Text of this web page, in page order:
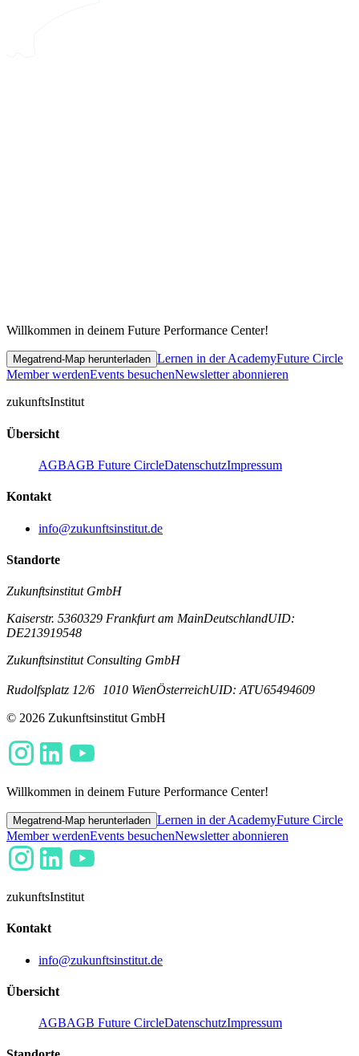
Willkommen in deinem Future Performance Center!
Megatrend-Map herunterladen Lernen in der AcademyFuture Circle
Member werdenEvents besuchenNewsletter abonnieren
zukunftsInstitut
Übersicht
AGBAGB Future CircleDatenschutzImpressum
Kontakt
info@zukunftsinstitut.de
Standorte
Zukunftsinstitut GmbH
Kaiserstr. 5360329 Frankfurt am MainDeutschlandUID:
DE213919548
Zukunftsinstitut Consulting GmbH
Rudolfsplatz 12/6 1010 WienÖsterreichUID: ATU65494609
© 2026 Zukunftsinstitut GmbH
Willkommen in deinem Future Performance Center!
Megatrend-Map herunterladen Lernen in der AcademyFuture Circle
Member werdenEvents besuchenNewsletter abonnieren
zukunftsInstitut
Kontakt
info@zukunftsinstitut.de
Übersicht
AGBAGB Future CircleDatenschutzImpressum